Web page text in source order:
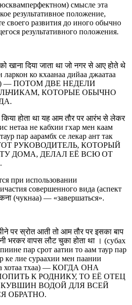
смысле эта
результативное положение,
своего развития до иного обычно
результативного положения.
खाना दिया जाता था जो नगर से आए होते थे
ларкон ко кхаанаа дийаа джаатаа
— ПОТОМ ДВЕ НЕДЕЛИ
КОТОРЫЕ ОБЫЧНО
होता था यह आम तौर पर आरंभ से लेकर
нетаа не кабхии гхар мен каам
пар аарамбх се лекар ант так
ТОТ РУКОВОДИТЕЛЬ, КОТОРЫЙ
ДОМА, ДЕЛАЛ ЕЁ ВСЮ ОТ
при использовании
совершенного вида (аспект
(чукнаа) — «завершаться».
पर स्रोत आती तो आम तौर पर इसका बाप
भरकर वापस लौट चुका होता था । (субах
пар срот аатии то аам таур пар
ке лие сураахии мен паании
хотаа тхаа) — КОГДА ОНА
К РОДНИКУ, ТО ЕЁ ОТЕЦ
ВОДОЙ ДЛЯ ВСЕЙ
ОБРАТНО.